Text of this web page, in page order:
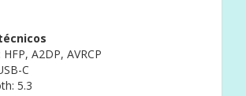
A2DP, AVRCP
C
5.3